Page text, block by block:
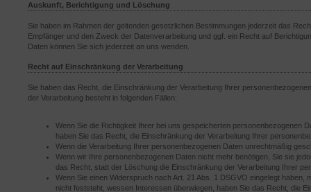
Auskunft, Berichtigung und Löschung
Sie haben im Rahmen der geltenden gesetzlichen Bestimmungen jederzeit das
Empfänger und den Zweck der Datenverarbeitung und ggf. ein Recht auf
Daten können Sie sich jederzeit an uns wenden.
Recht auf Einschränkung der Verarbeitung
Sie haben das Recht, die Einschränkung der Verarbeitung Ihrer
der Verarbeitung besteht in folgenden Fällen:
Wenn Sie die Richtigkeit Ihrer bei uns gespeicherten personenbezogenen
haben Sie das Recht, die Einschränkung der Verarbeitung Ihrer
Wenn die Verarbeitung Ihrer personenbezogenen Daten unrechtmäßig
Wenn wir Ihre personenbezogenen Daten nicht mehr benötigen, Sie sie
das Recht, statt der Löschung die Einschränkung der Verarbeitung Ihrer
Wenn Sie einen Widerspruch nach Art. 21 Abs. 1 DSGVO eingelegt
nicht feststeht, wessen Interessen überwiegen, haben Sie das Recht, die